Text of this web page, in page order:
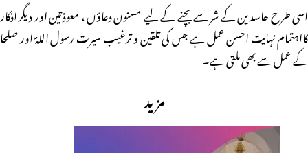
اسی طرح حاسدین کے شر سے بچنے کے لیے مسنون دعاؤں ، معوذتین اور دیگر اذکار
کااہتمام نہایت احسن عمل ہے جس کی تلقین و ترغیب سیرت رسول اللہؐ اور صلحا
کے عمل سے بھی ملتی ہے۔
مزید